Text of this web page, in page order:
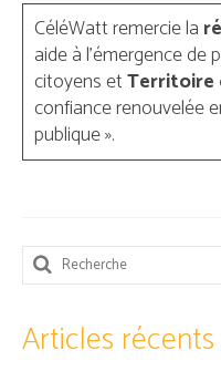
CéléWatt remercie la
aide à l’émergence
citoyens etTerritoire
confiance renouvelée
publique ».
Rechercher
:
Articles récents